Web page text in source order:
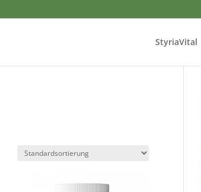
StyriaVital